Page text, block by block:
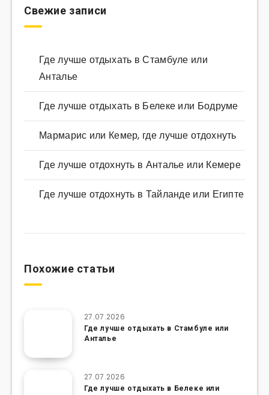
Свежие записи
Где лучше отдыхать в Стамбуле или
Анталье
Где лучше отдыхать в Белеке или Бодруме
Мармарис или Кемер, где лучше отдохнуть
Где лучше отдохнуть в Анталье или Кемере
Где лучше отдохнуть в Тайланде или Египте
Похожие статьи
27.07.2026
Где лучше отдыхать в Стамбуле или
Анталье
27.07.2026
Где лучше отдыхать в Белеке или